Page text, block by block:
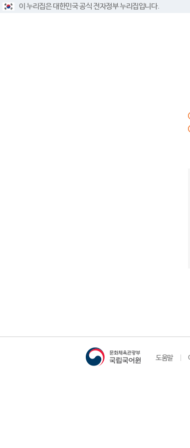
이 누리집은 대한민국 공식 전자정부 누리집입니다.
도움말